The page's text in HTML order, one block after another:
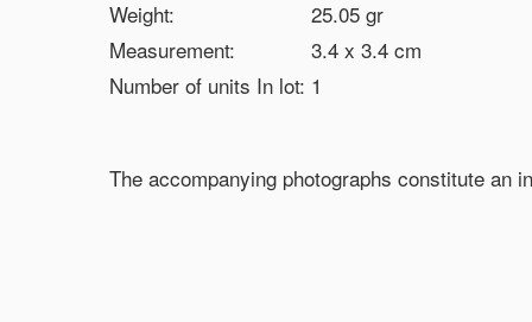
Weight: 25.05 gr
Measurement:
3.4 x 3.4 cm
Number of units In lot: 1
The accompanying photographs constitute an